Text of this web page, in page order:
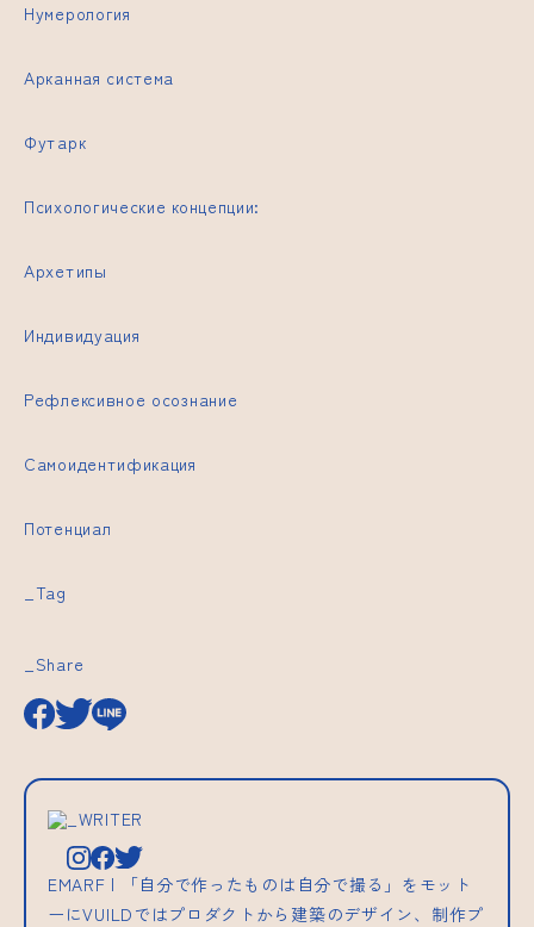
Нумерология
Арканная система
Футарк
Психологические концепции:
Архетипы
Индивидуация
Рефлексивное осознание
Самоидентификация
Потенциал
_Tag
_Share
_WRITER
EMARF | 「自分で作ったものは自分で撮る」をモット
ーにVUILDではプロダクトから建築のデザイン、制作プ